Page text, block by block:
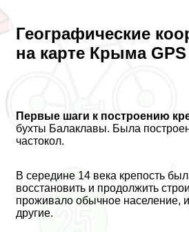
Географические
на карте Крыма GPS
Первые шаги к построению
бухты Балаклавы. Была
частокол.
В середине 14 века крепость
восстановить и продолжить
проживало обычное население,
другие.